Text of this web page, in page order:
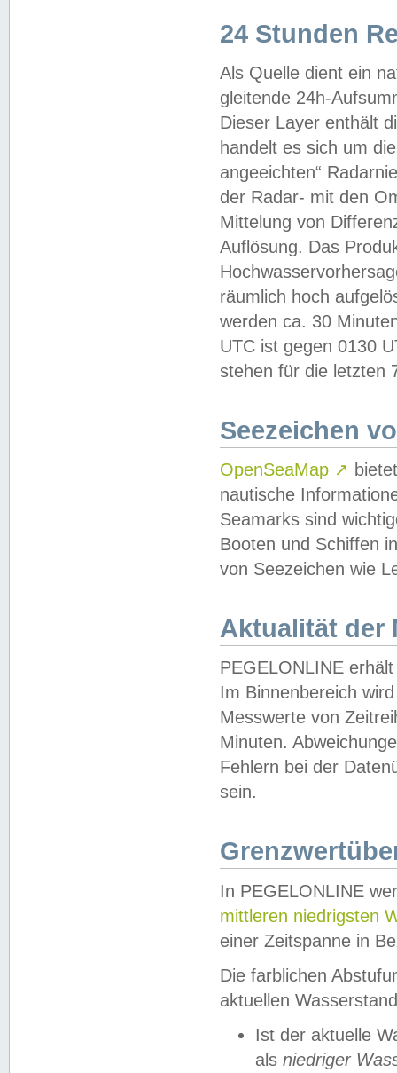
24 Stunden
Als Quelle dient ein
gleitende 24h-
Dieser Layer enthält
handelt es sich um
angeeichten“
der Radar- mit den
Mittelung von
Auflösung. Das
räumlich hoch
werden ca. 30
UTC ist gegen 0130
stehen für die letzten
Seezeichen
OpenSeaMap ↗
nautische
Seamarks sind
Booten und Schiffen
von Seezeichen wie
Aktualität der
PEGELONLINE
Im Binnenbereich
Messwerte von
Minuten.
Fehlern bei der
sein.
In PEGELONLINE
mittleren niedrigsten
einer Zeitspanne in
Die farblichen
aktuellen
Ist der aktuelle
als niedriger